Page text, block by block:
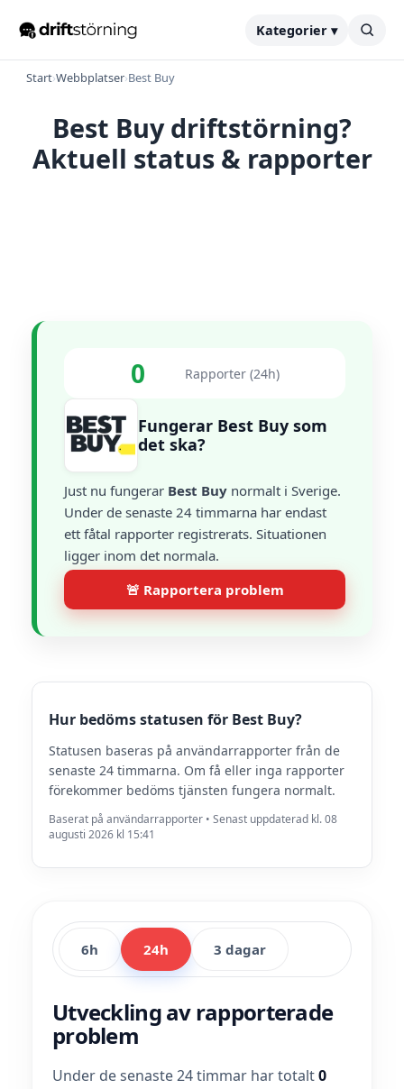
Kategorier ▾
Start›Webbplatser›Best Buy
Best Buy driftstörning?
Aktuell status & rapporter
0 Rapporter (24h)
Fungerar Best Buy som
det ska?
Just nu fungerar Best Buy normalt i Sverige.
Under de senaste 24 timmarna har endast
ett fåtal rapporter registrerats. Situationen
ligger inom det normala.
🚨 Rapportera problem
Hur bedöms statusen för Best Buy?
Statusen baseras på användarrapporter från de
senaste 24 timmarna. Om få eller inga rapporter
förekommer bedöms tjänsten fungera normalt.
Baserat på användarrapporter • Senast uppdaterad kl. 08
augusti 2026 kl 15:41
6h 24h 3 dagar
Utveckling av rapporterade
problem
Under de senaste 24 timmar har totalt0